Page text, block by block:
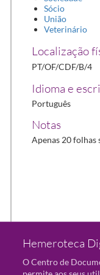
Sócio
União
Veterinário
Localização
PT/OF/CDF/B/4
Idioma e
Português
Notas
Apenas 20 folhas
Hemeroteca
O Centro de